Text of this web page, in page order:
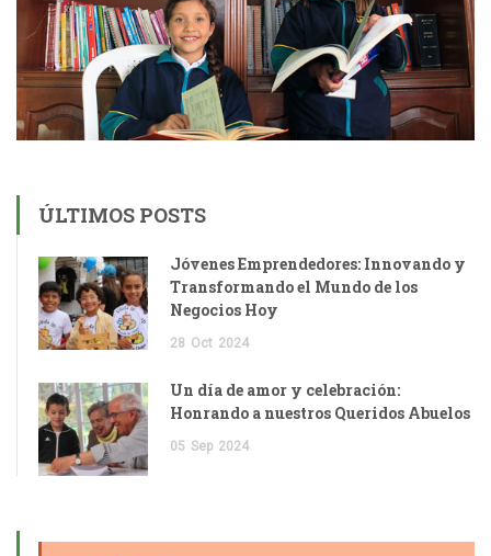
ÚLTIMOS POSTS
Jóvenes Emprendedores: Innovando y
Transformando el Mundo de los
Negocios Hoy
28 Oct 2024
Un día de amor y celebración:
Honrando a nuestros Queridos Abuelos
05 Sep 2024